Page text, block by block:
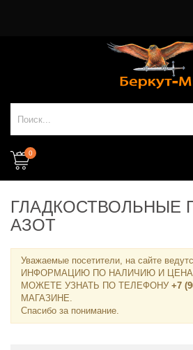
0
ГЛАДКОСТВОЛЬНЫЕ
АЗОТ
Уважаемые посетители, на сайте
ИНФОРМАЦИЮ ПО НАЛИЧИЮ И
МОЖЕТЕ УЗНАТЬ ПО ТЕЛЕФОНУ +7
МАГАЗИНЕ.
Спасибо за понимание.